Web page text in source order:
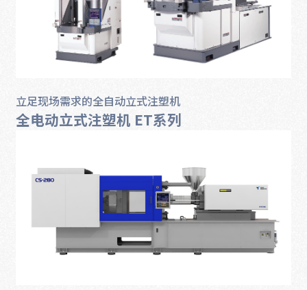
立足现场需求的全自动立式注塑机
全电动立式注塑机 ET系列